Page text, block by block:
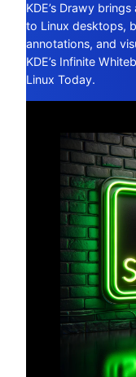
KDE’s Drawy
to Linux desktops,
annotations, and
KDE’s Infinite
Linux Today.